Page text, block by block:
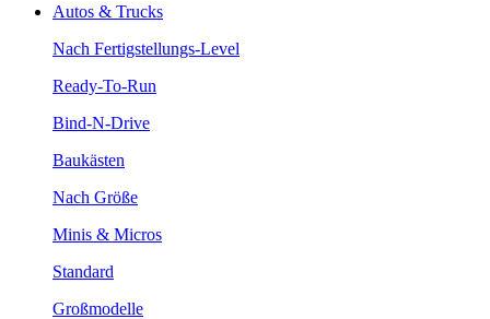
Autos & Trucks
Nach Fertigstellungs-Level
Ready-To-Run
Bind-N-Drive
Baukästen
Nach Größe
Minis & Micros
Standard
Großmodelle